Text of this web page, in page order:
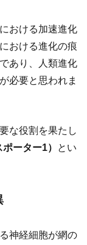
おける加速進化
おける進化の痕
あり、人類進化
必要と思われま
な役割を果たし
ーター1）
とい
神経細胞が網の